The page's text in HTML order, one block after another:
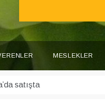
MESLEKLER